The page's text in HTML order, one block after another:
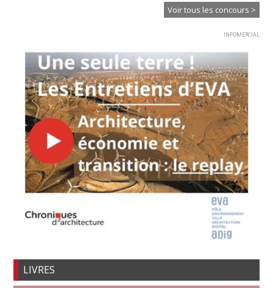
Voir tous les concours >
INFOMERCIAL
LIVRES